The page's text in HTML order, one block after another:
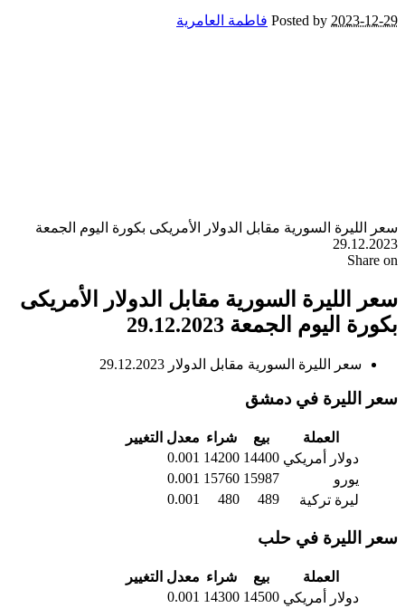
2023-12-29
Posted by فاطمة العامرية
سعر الليرة السورية مقابل الدولار الأمريكى بكورة اليوم الجمعة
29.12.2023
Share on
سعر الليرة السورية مقابل الدولار الأمريكى
بكورة اليوم الجمعة 29.12.2023
سعر الليرة السورية مقابل الدولار 29.12.2023
سعر الليرة في دمشق
العملة بيع شراء معدل التغيير
دولار أمريكي 14400
14200
0.001
يورو
15987
15760
0.001
ليرة تركية
489
480
0.001
سعر الليرة في حلب
العملة بيع شراء معدل التغيير
دولار أمريكي 14500
14300
0.001